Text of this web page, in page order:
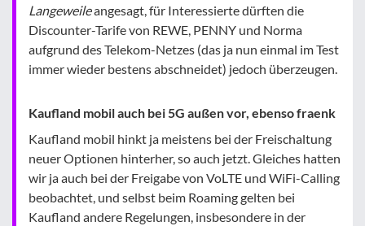
Langeweileangesagt, für Interessierte dürften die
Discounter-Tarife von REWE, PENNY und Norma
aufgrund des Telekom-Netzes (das ja nun einmal im Test
immer wieder bestens abschneidet) jedoch überzeugen.
Kaufland mobil auch bei 5G außen vor, ebenso fraenk
Kaufland mobil hinkt ja meistens bei der Freischaltung
neuer Optionen hinterher, so auch jetzt. Gleiches hatten
wir ja auch bei der Freigabe von VoLTE und WiFi-Calling
beobachtet, und selbst beim Roaming gelten bei
Kaufland andere Regelungen, insbesondere in der